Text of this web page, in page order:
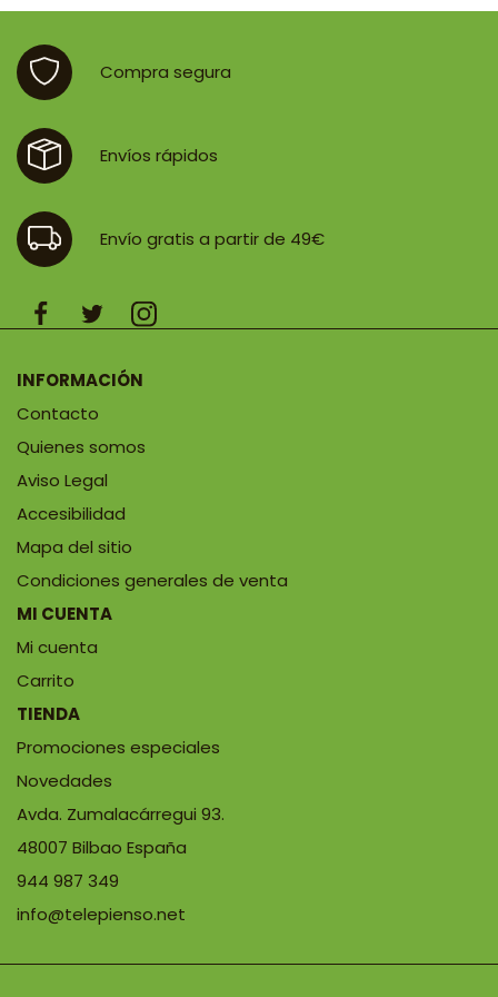
Compra segura
Envíos rápidos
Envío gratis a partir de 49€
INFORMACIÓN
Contacto
Quienes somos
Aviso Legal
Accesibilidad
Mapa del sitio
Condiciones generales de venta
MI CUENTA
Mi cuenta
Carrito
TIENDA
Promociones especiales
Novedades
Avda. Zumalacárregui 93.
48007 Bilbao España
944 987 349
info@telepienso.net